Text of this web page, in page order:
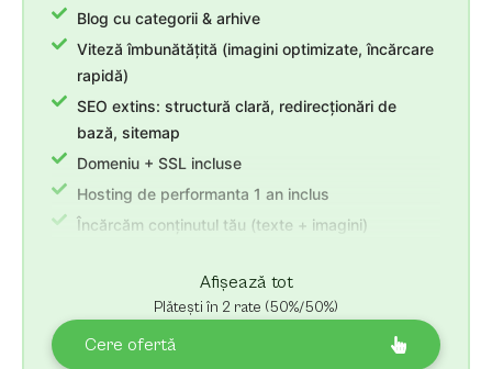
Blog cu categorii & arhive
Viteză îmbunătățită (imagini optimizate, încărcare
rapidă)
SEO extins: structură clară, redirecționări de
bază, sitemap
Domeniu + SSL incluse
Hosting de performanta 1 an inclus
Încărcăm conținutul tău (texte + imagini)
Afișează tot
Plătești în 2 rate (50%/50%)
Cere ofertă